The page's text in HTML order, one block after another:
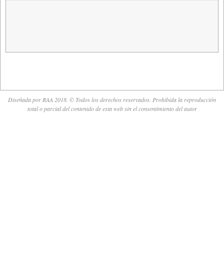
Diseñada por RAA 2018. © Todos los derechos reservados. Prohibida la reproducción
total o parcial del contenido de esta web sin el consentimiento del autor